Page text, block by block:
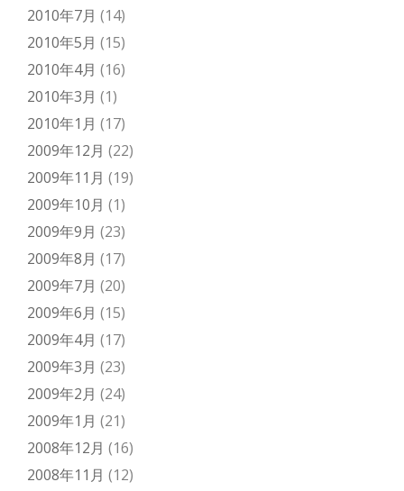
2010年7月 (14)
2010年5月 (15)
2010年4月 (16)
2010年3月 (1)
2010年1月 (17)
2009年12月 (22)
2009年11月 (19)
2009年10月 (1)
2009年9月 (23)
2009年8月 (17)
2009年7月 (20)
2009年6月 (15)
2009年4月 (17)
2009年3月 (23)
2009年2月 (24)
2009年1月 (21)
2008年12月 (16)
2008年11月 (12)